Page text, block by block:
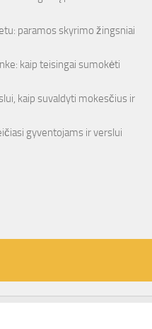
paramos skyrimo žingsniai
kaip teisingai sumokėti
kaip suvaldyti mokesčius ir
gyventojams ir verslui